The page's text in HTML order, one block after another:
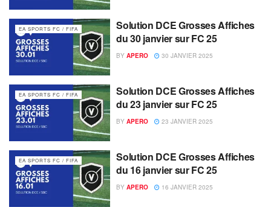
EA SPORTS FC / FIFA
Solution DCE Grosses Affiches
du 30 janvier sur FC 25
BY APERO 30 JANVIER 2025
EA SPORTS FC / FIFA
Solution DCE Grosses Affiches
du 23 janvier sur FC 25
BY APERO 23 JANVIER 2025
EA SPORTS FC / FIFA
Solution DCE Grosses Affiches
du 16 janvier sur FC 25
BY APERO 16 JANVIER 2025